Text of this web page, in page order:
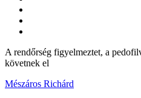
A rendőrség figyelmeztet, a
követnek el
Mészáros Richárd